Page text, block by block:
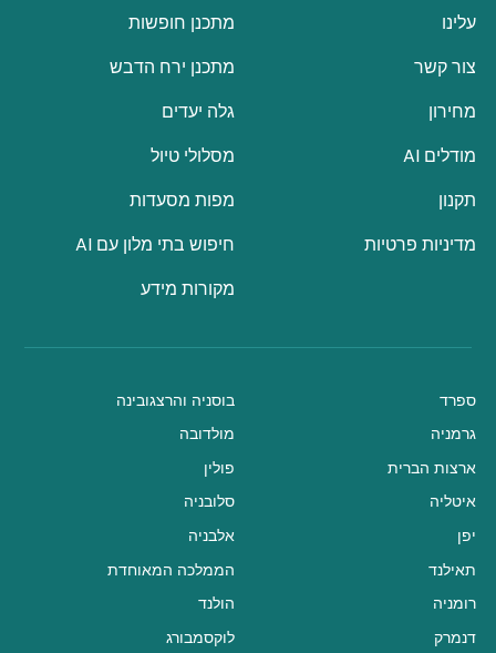
עלינו
צור קשר
מחירון
מודלים AI
תקנון
מדיניות פרטיות
מתכנן חופשות
מתכנן ירח הדבש
גלה יעדים
מסלולי טיול
מפות מסעדות
חיפוש בתי מלון עם AI
מקורות מידע
ספרד
גרמניה
ארצות הברית
איטליה
יפן
תאילנד
רומניה
דנמרק
בוסניה והרצגובינה
מולדובה
פולין
סלובניה
אלבניה
הממלכה המאוחדת
הולנד
לוקסמבורג